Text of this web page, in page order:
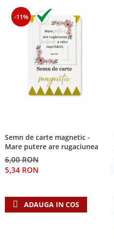
-11%
Semn de carte magnetic -
Mare putere are rugaciunea
6,00 RON
5,34 RON
ADAUGA IN COS